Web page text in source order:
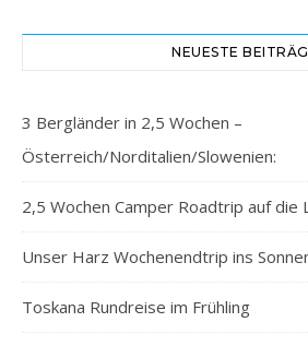
NEUESTE
3 Bergländer in 2,5 Wochen –
Österreich/Norditalien/Slowenien:
2,5 Wochen Camper Roadtrip auf
Unser Harz Wochenendtrip ins
Toskana Rundreise im Frühling